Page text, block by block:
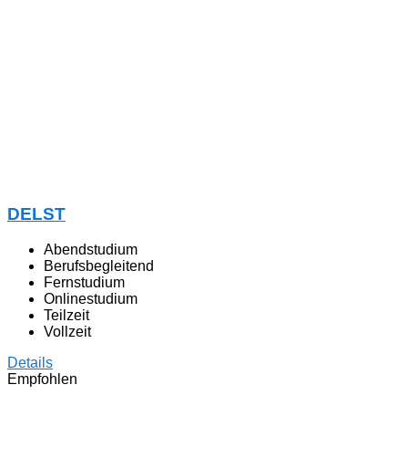
DELST
Abendstudium
Berufsbegleitend
Fernstudium
Onlinestudium
Teilzeit
Vollzeit
Details
Empfohlen